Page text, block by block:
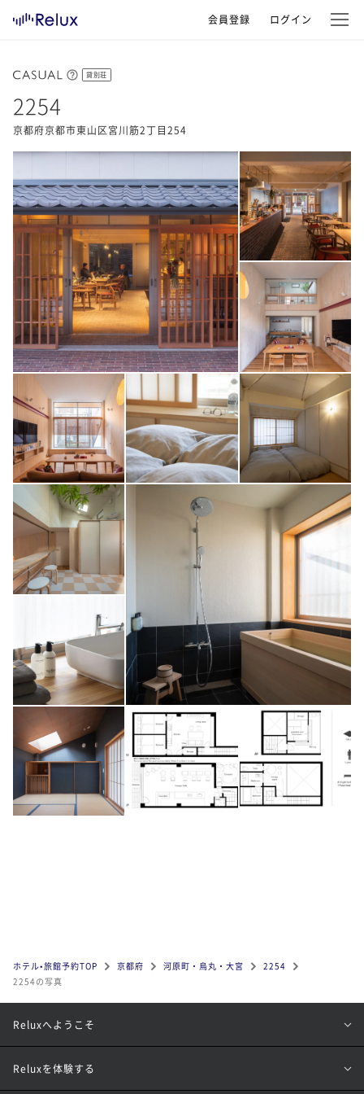
会員登録 ログイン
貸別荘
2254
京都府京都市東山区宮川筋2丁目254
ホテル•旅館予約TOP 京都府 河原町・烏丸・大宮
2254
2254の写真
Reluxへようこそ
Reluxを体験する